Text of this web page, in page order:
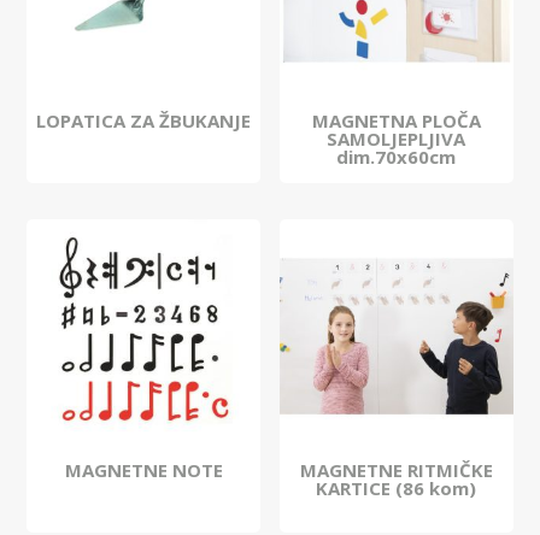
LOPATICA ZA ŽBUKANJE MAGNETNA PLOČA
SAMOLJEPLJIVA
dim.70x60cm
MAGNETNE NOTE MAGNETNE RITMIČKE
KARTICE (86 kom)